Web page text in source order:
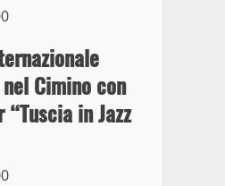
Cimino con
in Jazz
la mostra dei
di Michelangelo
ospitata al
dei Portici
Gennaio 2023
capolinea al